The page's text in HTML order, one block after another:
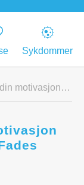
Sykdommer
vekttap og mosjon Fades